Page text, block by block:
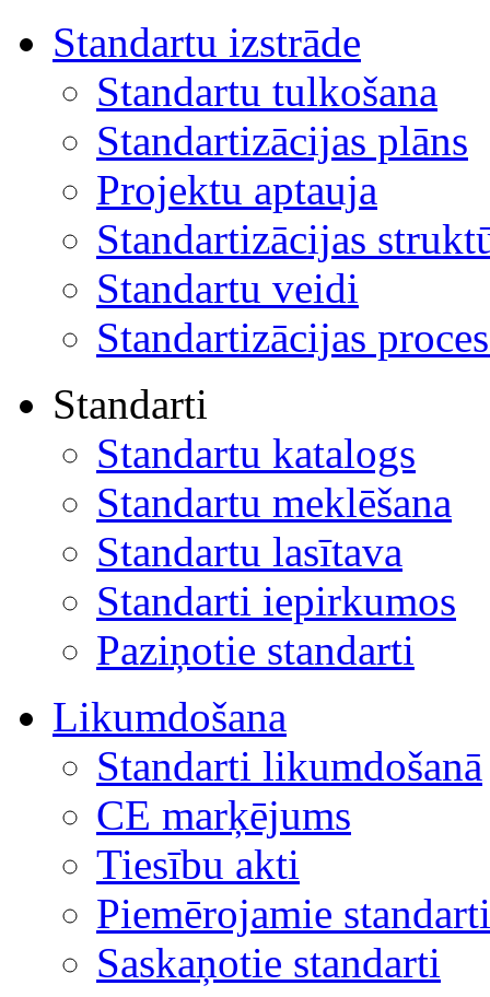
Standartu izstrāde
Standartu tulkošana
Standartizācijas plāns
Projektu aptauja
Standartizācijas
Standartu veidi
Standartizācijas
Standarti
Standartu katalogs
Standartu meklēšana
Standartu lasītava
Standarti iepirkumos
Paziņotie standarti
Likumdošana
Standarti likumdošanā
CE marķējums
Tiesību akti
Piemērojamie standarti
Saskaņotie standarti